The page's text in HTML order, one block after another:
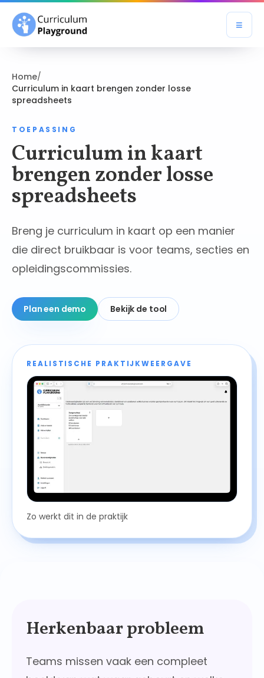
≡
Home/
Curriculum in kaart brengen zonder losse
spreadsheets
TOEPASSING
Curriculum in kaart
brengen zonder losse
spreadsheets
Breng je curriculum in kaart op een manier
die direct bruikbaar is voor teams, secties en
opleidingscommissies.
Plan een demo Bekijk de tool
REALISTISCHE PRAKTIJKWEERGAVE
Zo werkt dit in de praktijk
Herkenbaar probleem
Teams missen vaak een compleet